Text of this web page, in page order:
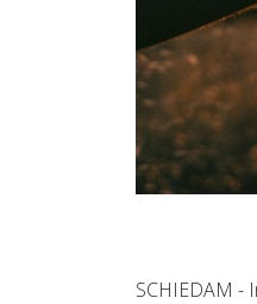
SCHIEDAM -